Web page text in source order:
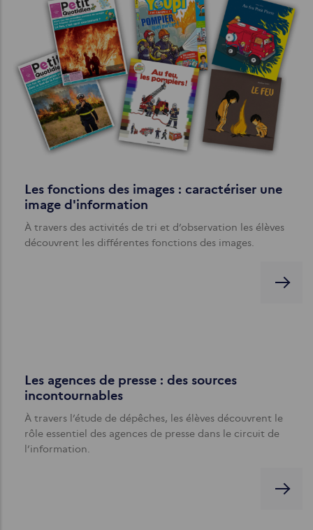
Les fonctions des images : caractériser une
image d'information
À travers des activités de tri et d’observation les élèves
découvrent les différentes fonctions des images.
Les agences de presse : des sources
incontournables
À travers l’étude de dépêches, les élèves découvrent le
rôle essentiel des agences de presse dans le circuit de
l’information.